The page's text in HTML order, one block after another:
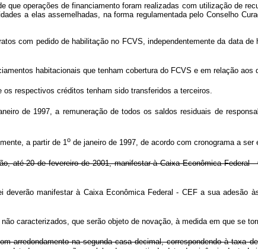
operações de financiamento foram realizadas com utilização de
a elas assemelhadas, na forma regulamentada pelo Conselho
com pedido de habilitação no FCVS, independentemente da data
habitacionais que tenham cobertura do FCVS e em relação
respectivos créditos tenham sido transferidos a terceiros.
de 1997, a remuneração de todos os saldos residuais de
a partir de 1o de janeiro de 1997, de acordo com cronograma a
até 20 de fevereiro de 2001, manifestar à Caixa Econômica Federal
deverão manifestar à Caixa Econômica Federal - CEF a sua
caracterizados, que serão objeto de novação, à medida em que se
arredondamento na segunda casa decimal, correspondendo à taxa